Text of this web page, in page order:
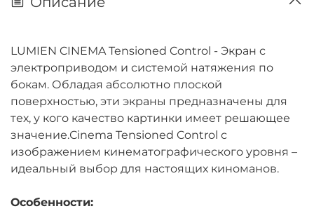
LUMIEN CINEMA Tensioned Control - Экран с
электроприводом и системой натяжения по
бокам. Обладая абсолютно плоской
поверхностью, эти экраны предназначены для
тех, у кого качество картинки имеет решающее
значение.Сinema Tensioned Control с
изображением кинематографического уровня –
идеальный выбор для настоящих киноманов.
Особенности: